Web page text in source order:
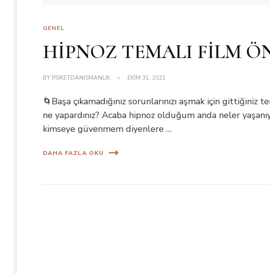
GENEL
HİPNOZ TEMALI FİLM
BY PSIKETDANISMANLIK EKIM 31, 2021
🌀Başa çıkamadığınız sorunlarınızı aşmak için
ne yapardınız? Acaba hipnoz olduğum anda neler
kimseye güvenmem diyenlere …
DAHA FAZLA OKU